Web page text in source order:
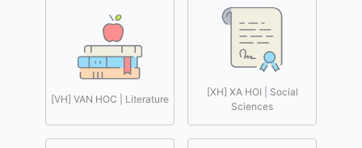
[VH] VAN HOC | Literature
[XH] XA HOI | Social
Sciences